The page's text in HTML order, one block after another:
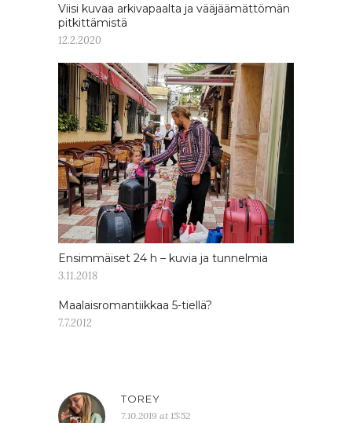
Viisi kuvaa arkivapaalta ja vääjäämättömän
pitkittämistä
12.2.2020
Ensimmäiset 24 h – kuvia ja tunnelmia
3.11.2018
Maalaisromantiikkaa 5-tiellä?
7.7.2012
TOREY
7.10.2019 at 15:52